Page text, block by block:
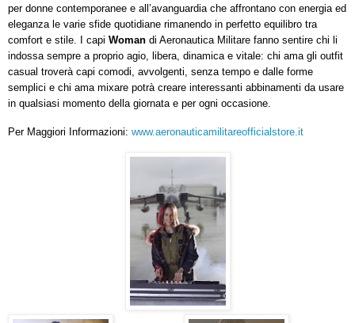
per donne contemporanee e all’avanguardia che affrontano con energia ed
eleganza le varie sfide quotidiane rimanendo in perfetto equilibro tra
comfort e stile. I capi Woman di Aeronautica Militare fanno sentire chi li
indossa sempre a proprio agio, libera, dinamica e vitale: chi ama gli outfit
casual troverà capi comodi, avvolgenti, senza tempo e dalle forme
semplici e chi ama mixare potrà creare interessanti abbinamenti da usare
in qualsiasi momento della giornata e per ogni occasione.
Per Maggiori Informazioni: www.aeronauticamilitareofficialstore.it